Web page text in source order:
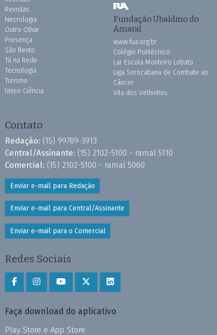
Revistas
Necrologia
Outro Olhar
Presença
São Bento
Tá na Rede
Tecnologia
Turismo
Uniso Ciência
Fundação Ubaldino do
Amaral
www.fua.org.br
Colégio Politécnico
Lar Escola Monteiro Lobato
Liga Sorocabana de Combate ao
Câncer
Vila dos Velhinhos
Contato
Redação: (15) 99789-3913
Central/Assinante: (15) 2102-5100 - ramal 5110
Comercial: (15) 2102-5100 - ramal 5060
Enviar e-mail para Redação
Enviar e-mail para Central/Assinante
Enviar e-mail para o Comercial
Redes Sociais
Faça download do aplicativo
Play Store e App Store